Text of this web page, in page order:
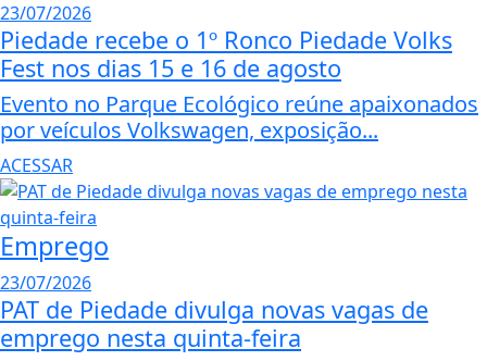
23/07/2026
Piedade recebe o 1º Ronco Piedade Volks
Fest nos dias 15 e 16 de agosto
Evento no Parque Ecológico reúne apaixonados
por veículos Volkswagen, exposição...
ACESSAR
Emprego
23/07/2026
PAT de Piedade divulga novas vagas de
emprego nesta quinta-feira